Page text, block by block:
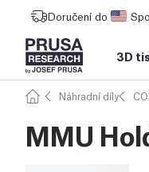
Doručení do
3D
Náhradní díly
MMU